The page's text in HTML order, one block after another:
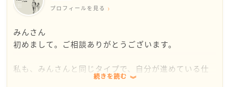
プロフィールを見る
みんさん
初めまして。ご相談ありがとうございます。
私も、みんさんと同じタイプで、自分が進めている仕
事などでもちょっと違う意見がきたりすると、否定さ
続きを読む